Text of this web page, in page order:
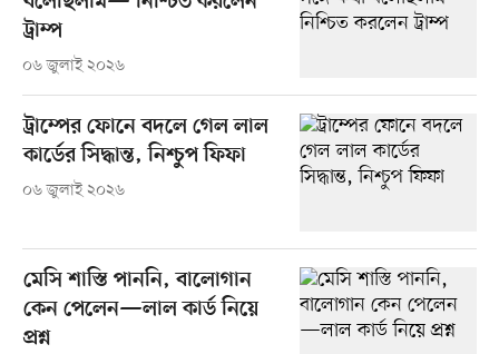
ট্রাম্প
০৬ জুলাই ২০২৬
ট্রাম্পের ফোনে বদলে গেল লাল
কার্ডের সিদ্ধান্ত, নিশ্চুপ ফিফা
০৬ জুলাই ২০২৬
মেসি শাস্তি পাননি, বালোগান
কেন পেলেন—লাল কার্ড নিয়ে
প্রশ্ন